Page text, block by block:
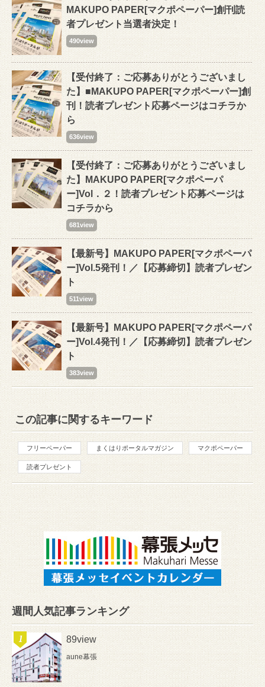
MAKUPO PAPER[マクポペーパー]創刊読
者プレゼント当選者決定！
490view
【受付終了：ご応募ありがとうございまし
た】■MAKUPO PAPER[マクポペーパー]創
刊！読者プレゼント応募ページはコチラか
ら
636view
【受付終了：ご応募ありがとうございまし
た】MAKUPO PAPER[マクポペーパ
ー]Vol．２！読者プレゼント応募ページは
コチラから
681view
【最新号】MAKUPO PAPER[マクポペーパ
ー]Vol.5発刊！／【応募締切】読者プレゼン
ト
511view
【最新号】MAKUPO PAPER[マクポペーパ
ー]Vol.4発刊！／【応募締切】読者プレゼン
ト
383view
この記事に関するキーワード
フリーペーパー まくはりポータルマガジン マクポペーパー
読者プレゼント
週間人気記事ランキング
89view
aune幕張